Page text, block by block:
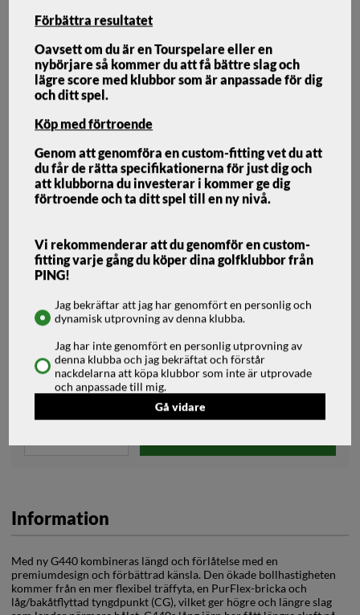
Ping G440 Järnset Stål
PING
PING G440 JÄRNSET STÅL
I nya G440 kombineras längd och förlåtelse med en
premiumdesign och förbättrad känsla.
12 599
11 699kr
Välj Fattning
Information
Med ny G440 kombineras längd och förlåtelse med en
premiumdesign och förbättrad känsla. Den ökade bollhastigheten
kommer från en mer flexibel träffyta, en PurFlex-bricka och
låg/bakåtflyttad tyngdpunkt (CG), vilket ger högre och längre slag
Förbättra resultatet
Oavsett om du är en Tourspelare eller en
nybörjare så kommer du att få bättre slag och
lägre score med klubbor som är anpassade för dig
och ditt spel.
Köp med förtroende
Genom att genomföra en custom-fitting vet du att
du får de rätta specifikationerna för just dig och
att klubborna du investerar i kommer ge dig
förtroende och ta ditt spel till en ny nivå.
Vi rekommenderar att du genomför en custom-
fitting varje gång du köper dina golfklubbor från
PING!
Jag bekräftar att jag har genomfört en personlig och
dynamisk utprovning av denna klubba.
Jag har inte genomfört en personlig utprovning av
denna klubba och jag bekräftat och förstår
nackdelarna att köpa klubbor som inte är utprovade
och anpassade till mig.
Gå vidare